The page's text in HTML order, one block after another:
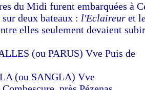
du Midi furent embarquées à
deux bateaux : l'Eclaireur et l
elles seulement devaient subir
(ou PARUS) Vve Puis de
(ou SANGLA) Vve